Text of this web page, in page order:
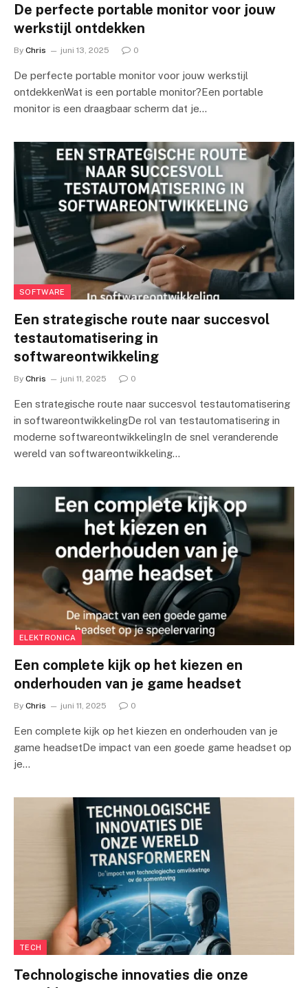
De perfecte portable monitor voor jouw
werkstijl ontdekken
By Chris juni 13, 2025 0
De perfecte portable monitor voor jouw werkstijl
ontdekkenWat is een portable monitor?Een portable
monitor is een draagbaar scherm dat je…
SOFTWARE
Een strategische route naar succesvol
testautomatisering in
softwareontwikkeling
By Chris juni 11, 2025 0
Een strategische route naar succesvol testautomatisering
in softwareontwikkelingDe rol van testautomatisering in
moderne softwareontwikkelingIn de snel veranderende
wereld van softwareontwikkeling…
ELEKTRONICA
Een complete kijk op het kiezen en
onderhouden van je game headset
By Chris juni 11, 2025 0
Een complete kijk op het kiezen en onderhouden van je
game headsetDe impact van een goede game headset op
je…
TECH
Technologische innovaties die onze